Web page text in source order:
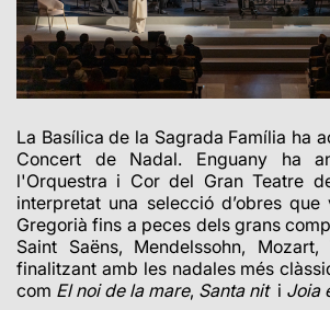
La Basílica de la Sagrada Família ha
Concert de Nadal. Enguany ha
l'Orquestra i Cor del Gran Teatre
interpretat una selecció d’obres
Gregorià fins a peces dels grans
Saint Saëns, Mendelssohn,
finalitzant amb les nadales més
com El noi de la mare, Santa nit i Joia